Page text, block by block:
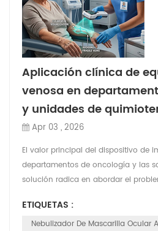
Aplicación clínica de
venosa en
y unidades de
Apr 03 , 2026
El valor principal del dispositivo de
departamentos de oncología y las
solución radica en abordar el
debido a las punciones repetidas y
vascular. Esto no solo mejora
ETIQUETAS :
Nebulizador De Mascarilla Ocular